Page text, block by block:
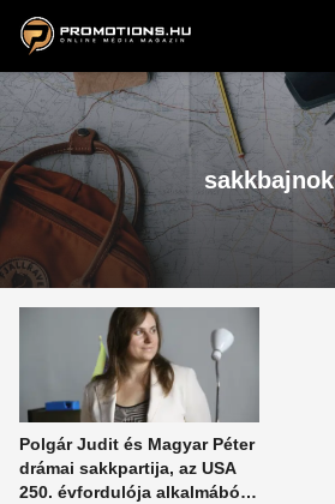
ZENE, FILM & KULT
sakkbajnok
Polgár Judit és Magyar Péter
drámai sakkpartija, az USA
250. évfordulója alkalmából,